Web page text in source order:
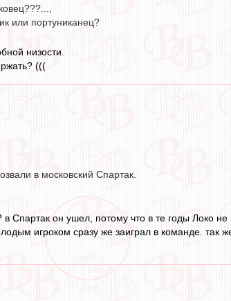
или портуниканец?
низости.
(((
в московский Спартак.
в Спартак он ушел, потому что в те годы Локо
игроком сразу же заиграл в команде.